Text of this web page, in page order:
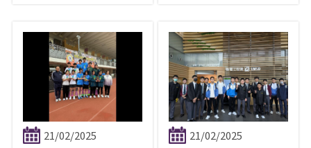
21/02/2025
21/02/2025